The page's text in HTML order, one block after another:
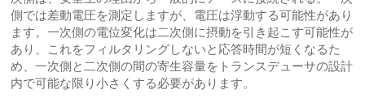
側では差動電圧を測定しますが、電圧は浮動する可能性があり
ます。一次側の電位変化は二次側に摂動を引き起こす可能性が
あり、これをフィルタリングしないと応答時間が短くなるた
め、一次側と二次側の間の寄生容量をトランスデューサの設計
内で可能な限り小さくする必要があります。